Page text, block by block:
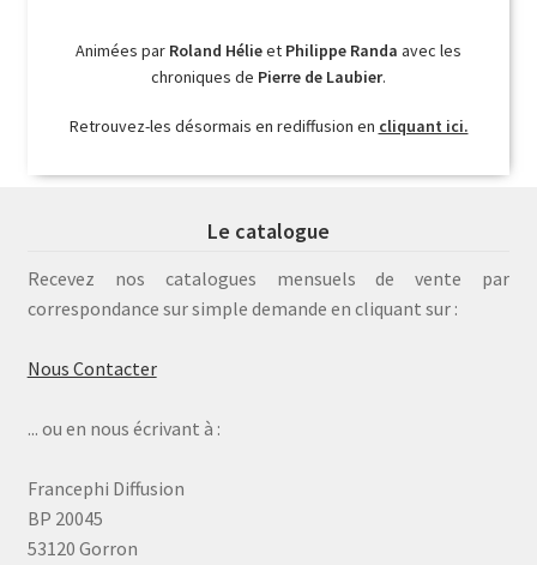
Animées par Roland Hélieet Philippe Randa avec les
chroniques de Pierre de Laubier.
Retrouvez-les désormais en rediffusion en cliquant ici.
Le catalogue
Recevez nos catalogues mensuels de vente par
correspondance sur simple demande en cliquant sur :
Nous Contacter
... ou en nous écrivant à :
Francephi Diffusion
BP 20045
53120 Gorron